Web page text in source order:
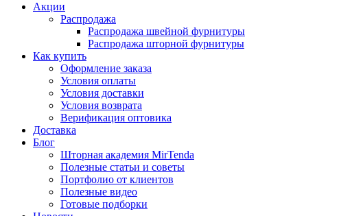
Акции
Распродажа
Распродажа швейной фурнитуры
Распродажа шторной фурнитуры
Как купить
Оформление заказа
Условия оплаты
Условия доставки
Условия возврата
Верификация оптовика
Доставка
Блог
Шторная академия MirTenda
Полезные статьи и советы
Портфолио от клиентов
Полезные видео
Готовые подборки